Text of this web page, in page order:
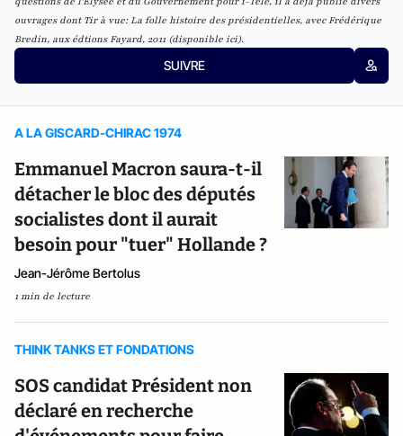
ouvrages dont Tir à vue: La folle histoire des présidentielles, avec Frédérique
Bredin, aux édtions Fayard, 2011 (disponible ici).
SUIVRE
A LA GISCARD-CHIRAC 1974
Emmanuel Macron saura-t-il
détacher le bloc des députés
socialistes dont il aurait
besoin pour "tuer" Hollande ?
Jean-Jérôme Bertolus
1 min de lecture
THINK TANKS ET FONDATIONS
SOS candidat Président non
déclaré en recherche